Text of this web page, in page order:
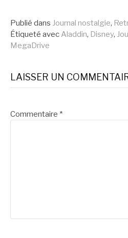
suite
Publié dans Journal nostalgie,
Étiqueté avec Aladdin, Disney,
MegaDrive
LAISSER UN
Commentaire *